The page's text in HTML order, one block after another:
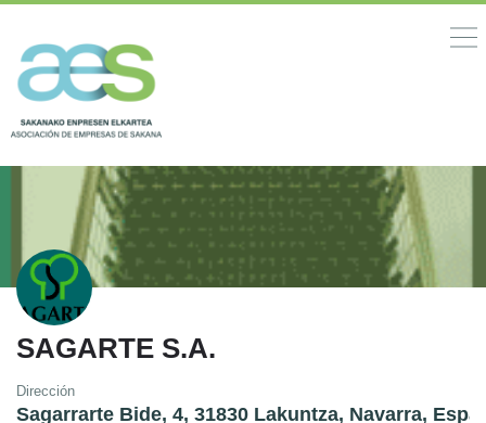
SAGARTE S.A.
Dirección
Sagarrarte Bide, 4, 31830 Lakuntza, Navarra,